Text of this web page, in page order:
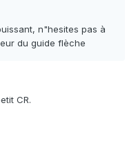
n"hesites pas à
du guide flèche
CR.